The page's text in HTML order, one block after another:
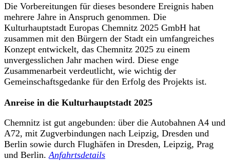
Die Vorbereitungen für dieses besondere Ereignis haben
mehrere Jahre in Anspruch genommen. Die
Kulturhauptstadt Europas Chemnitz 2025 GmbH hat
zusammen mit den Bürgern der Stadt ein umfangreiches
Konzept entwickelt, das Chemnitz 2025 zu einem
unvergesslichen Jahr machen wird. Diese enge
Zusammenarbeit verdeutlicht, wie wichtig der
Gemeinschaftsgedanke für den Erfolg des Projekts ist.
Anreise in die Kulturhauptstadt 2025
Chemnitz ist gut angebunden: über die Autobahnen A4 und
A72, mit Zugverbindungen nach Leipzig, Dresden und
Berlin sowie durch Flughäfen in Dresden, Leipzig, Prag
und Berlin.Anfahrtsdetails